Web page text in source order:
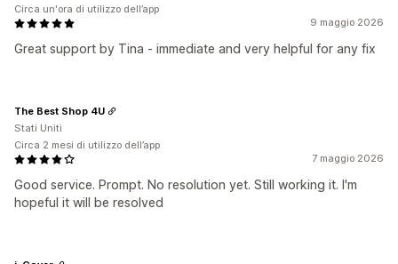
9 maggio 2026
Great support by Tina - immediate and very helpful for any fix
Circa un'ora di utilizzo dell’app
7 maggio 2026
Good service. Prompt. No resolution yet. Still working it. I'm
hopeful it will be resolved
The Best Shop 4U
Stati Uniti
Circa 2 mesi di utilizzo dell’app